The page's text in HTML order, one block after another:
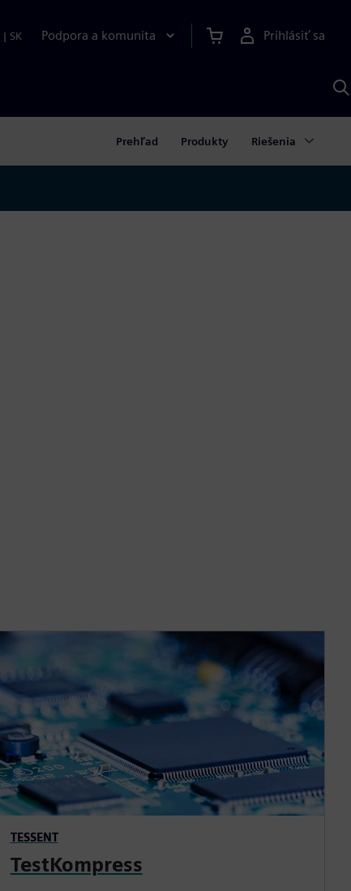
| SK Podpora a komunita Prihlásiť sa
Prehľad Produkty Riešenia
TESSENT
TestKompress